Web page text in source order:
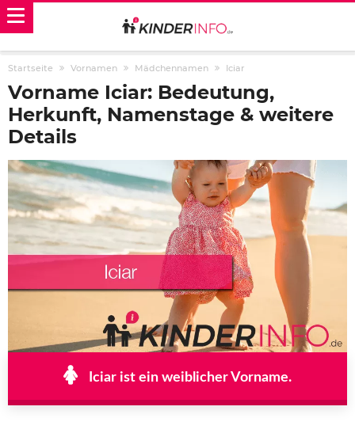
Startseite Vornamen Mädchennamen Iciar
Vorname Iciar: Bedeutung,
Herkunft, Namenstage & weitere
Details
Iciar ist ein weiblicher Vorname.